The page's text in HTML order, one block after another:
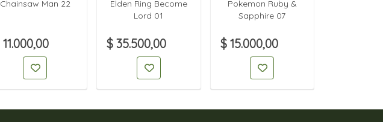
Chainsaw Man 22
Elden Ring Become
Lord 01
$ 35.500,00
Pokemon Ruby &
Sapphire 07
$ 15.000,00